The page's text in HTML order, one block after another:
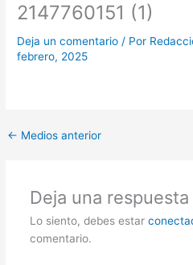
2147760151 (1)
Deja un comentario / Por
febrero, 2025
← Medios anterior
Deja una respuesta
Lo siento, debes estar
comentario.